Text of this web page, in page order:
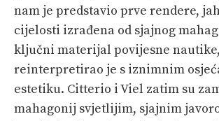
nam je predstavio prve rendere,
cijelosti izrađena od sjajnog
ključni materijal povije­sne nautike,
reinterpretirao je s iznimnim
estetiku. Citterio i Viel zatim su
mahagonij svjetlijim, sjajnim